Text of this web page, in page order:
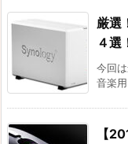
厳選
４選
今回
音楽
【